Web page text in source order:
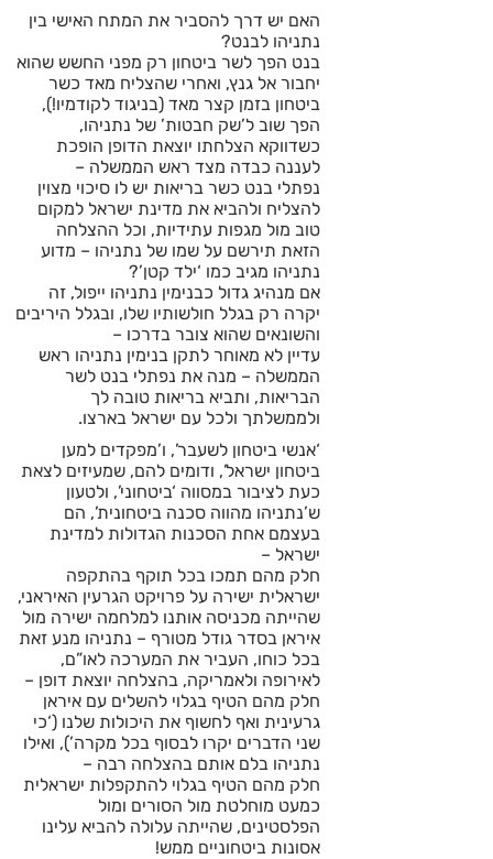
האם יש דרך להסביר את המתח האישי בין
נתניהו לבנט?
בנט הפך לשר ביטחון רק מפני החשש שהוא
יחבור אל גנץ, ואחרי שהצליח מאד כשר
ביטחון בזמן קצר מאד (בניגוד לקודמיו!),
הפך שוב ל’שק חבטות’ של נתניהו,
כשדווקא הצלחתו יוצאת הדופן הופכת
לעננה כבדה מצד ראש הממשלה –
נפתלי בנט כשר בריאות יש לו סיכוי מצוין
להצליח ולהביא את מדינת ישראל למקום
טוב מול מגפות עתידיות, וכל ההצלחה
הזאת תירשם על שמו של נתניהו – מדוע
נתניהו מגיב כמו ‘ילד קטן’?
אם מנהיג גדול כבנימין נתניהו ייפול, זה
יקרה רק בגלל חולשותיו שלו, ובגלל היריבים
והשונאים שהוא צובר בדרכו –
עדיין לא מאוחר לתקן בנימין נתניהו ראש
הממשלה – מנה את נפתלי בנט לשר
הבריאות, ותביא בריאות טובה לך
ולממשלתך ולכל עם ישראל בארצו.
‘אנשי ביטחון לשעבר’, ו’מפקדים למען
ביטחון ישראל’, ודומים להם, שמעיזים לצאת
כעת לציבור במסווה ‘ביטחוני’, ולטעון
ש’נתניהו מהווה סכנה ביטחונית’, הם
בעצמם אחת הסכנות הגדולות למדינת
ישראל –
חלק מהם תמכו בכל תוקף בהתקפה
ישראלית ישירה על פרויקט הגרעין האיראני,
שהייתה מכניסה אותנו למלחמה ישירה מול
איראן בסדר גודל מטורף – נתניהו מנע זאת
בכל כוחו, העביר את המערכה לאו”ם,
לאירופה ולאמריקה, בהצלחה יוצאת דופן –
חלק מהם הטיף בגלוי להשלים עם איראן
גרעינית ואף לחשוף את היכולות שלנו (‘כי
שני הדברים יקרו לבסוף בכל מקרה’), ואילו
נתניהו בלם אותם בהצלחה רבה –
חלק מהם הטיף בגלוי להתקפלות ישראלית
כמעט מוחלטת מול הסורים ומול
הפלסטינים, שהייתה עלולה להביא עלינו
אסונות ביטחוניים ממש!